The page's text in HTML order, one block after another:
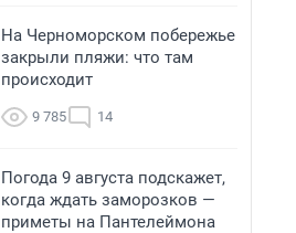
На Черноморском побережье
закрыли пляжи: что там
происходит
9 785 14
Погода 9 августа подскажет,
когда ждать заморозков —
приметы на Пантелеймона